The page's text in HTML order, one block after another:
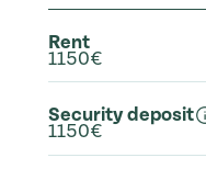
Rent
1150€
Security deposit
1150€